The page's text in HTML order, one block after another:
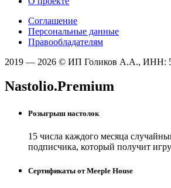
Соглашение
Персональные данные
Правообладателям
2019 — 2026 © ИП Голиков А.А., ИНН:
Nastolio.Premium
Розыгрыш настолок
15 числа каждого месяца
подписчика, который получит
Сертификаты от Meeple House